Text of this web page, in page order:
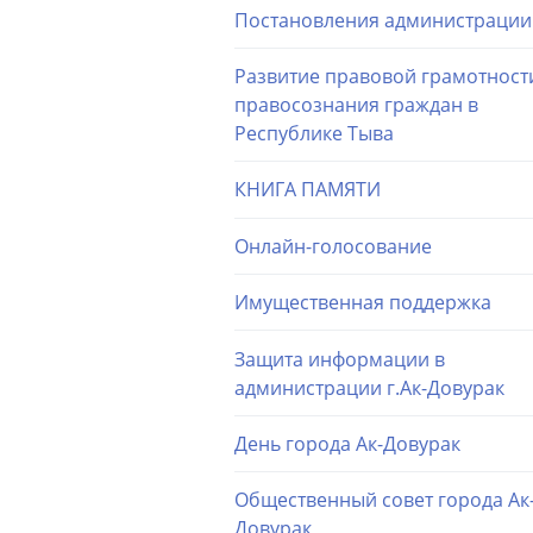
Постановления администрации
Развитие правовой
правосознания граждан в
Республике Тыва
КНИГА ПАМЯТИ
Онлайн-голосование
Имущественная поддержка
Защита информации в
администрации г.Ак-Довурак
День города Ак-Довурак
Общественный совет города